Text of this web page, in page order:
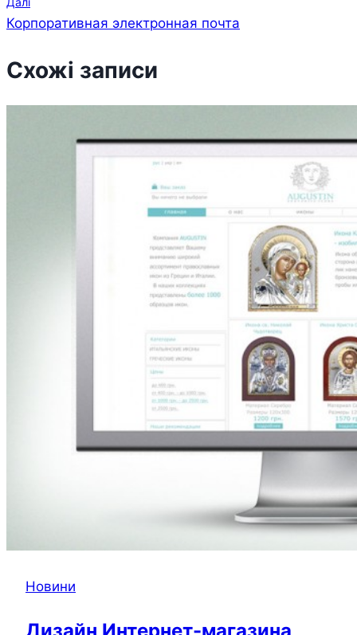
Корпоративная электронная почта
Схожі записи
Новини